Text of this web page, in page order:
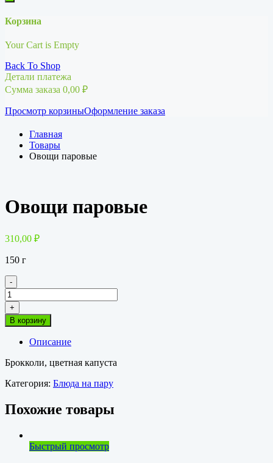
Корзина
Your Cart is Empty
Back To Shop
Детали платежа
Сумма заказа 0,00 ₽
Просмотр корзиныОформление заказа
Главная
Товары
Овощи паровые
Овощи паровые
310,00 ₽
150 г
-
Количество
товара
Овощи
паровые
+
В корзину
Описание
Брокколи, цветная капуста
Категория: Блюда на пару
Похожие товары
Быстрый просмотр